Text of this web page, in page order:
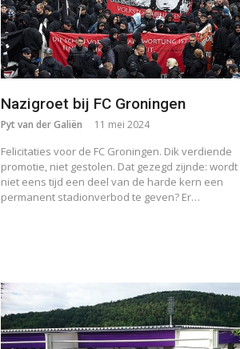
Nazigroet bij FC Groningen
Pyt van der Galiën 11 mei 2024
Felicitaties voor de FC Groningen. Dik verdiende
promotie, niet gestolen. Dat gezegd zijnde:
niet eens tijd een deel van de harde kern een
permanent stadionverbod te geven? Er…